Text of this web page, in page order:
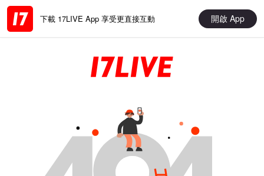
下載 17LIVE App 享受更直接互動 開啟 App